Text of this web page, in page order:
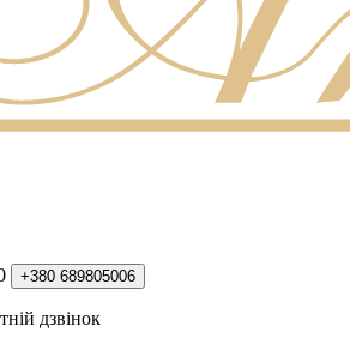
+380 689805006
дзвінок